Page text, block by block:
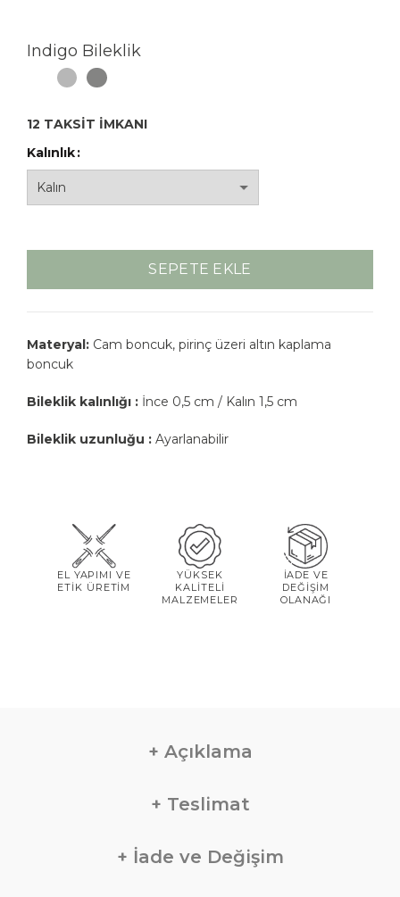
Indigo Bileklik
12 TAKSİT İMKANI
Kalınlık
SEPETE EKLE
Materyal: Cam boncuk, pirinç üzeri altın kaplama
boncuk
Bileklik kalınlığı : İnce 0,5 cm / Kalın 1,5 cm
Bileklik uzunluğu : Ayarlanabilir
EL YAPIMI VE
ETİK ÜRETİM
YÜKSEK
KALİTELİ
MALZEMELER
İADE VE
DEĞİŞİM
OLANAĞI
Açıklama
Teslimat
İade ve Değişim